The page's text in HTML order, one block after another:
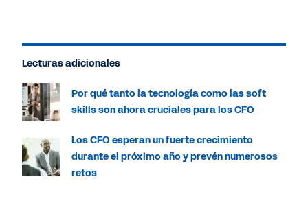
Lecturas adicionales
Por qué tanto la tecnología como las soft
skills son ahora cruciales para los CFO
Los CFO esperan un fuerte crecimiento
durante el próximo año y prevén numerosos
retos